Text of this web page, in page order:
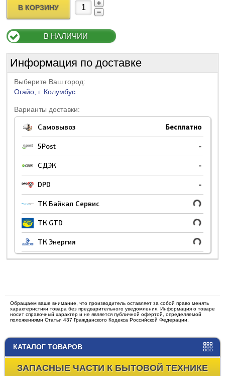
КАТАЛОГ ТОВАРОВ
ЗАПАСНЫЕ ЧАСТИ К БЫТОВОЙ ТЕХНИКЕ
В КОРЗИНУ
В НАЛИЧИИ
Информация по доставке
Выберите Ваш город:
Огайо, г. Колумбус
Варианты доставки:
Самовывоз Бесплатно
5Post -
СДЭК -
DPD -
ТК Байкал Сервис
ТК GTD
ТК Энергия
Обращаем ваше внимание, что производитель оставляет за собой право менять
характеристики товара без предварительного уведомления. Информация о товаре
носит справочный характер и не является публичной офертой, определяемой
положениями Статьи 437 Гражданского Кодекса Российской Федерации.